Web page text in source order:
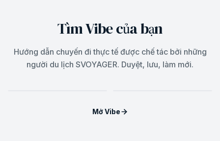
Tìm Vibe của bạn
Hướng dẫn chuyến đi thực tế được chế tác bởi những
người du lịch SVOYAGER. Duyệt, lưu, làm mới.
BALI, BALI
DUBAI, UNITED ARAB
EMIRATES
Mở Vibe